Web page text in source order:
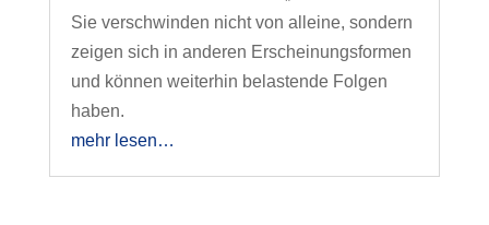
Sie verschwinden nicht von alleine, sondern
zeigen sich in anderen Erscheinungsformen
und können weiterhin belastende Folgen
haben.
mehr lesen…